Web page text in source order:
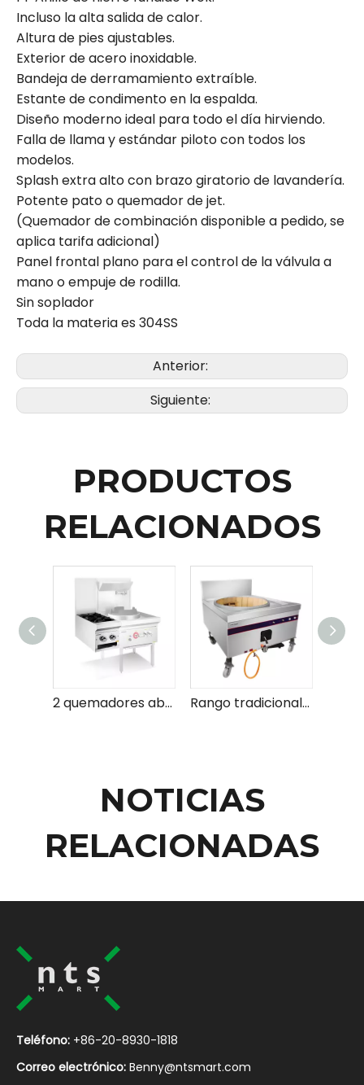
Incluso la alta salida de calor.
Altura de pies ajustables.
Exterior de acero inoxidable.
Bandeja de derramamiento extraíble.
Estante de condimento en la espalda.
Diseño moderno ideal para todo el día hirviendo.
Falla de llama y estándar piloto con todos los
modelos.
Splash extra alto con brazo giratorio de lavandería.
Potente pato o quemador de jet.
(Quemador de combinación disponible a pedido, se
aplica tarifa adicional)
Panel frontal plano para el control de la válvula a
mano o empuje de rodilla.
Sin soplador
Toda la materia es 304SS
Anterior:
Siguiente:
PRODUCTOS
RELACIONADOS
2 quemadores abiertos - clip en （tipo de hierro fundido sin soplador) Rango tradicional de wok grande (con soplador)
NOTICIAS
RELACIONADAS
Teléfono: +86-20-8930-1818
Correo electrónico: Benny@ntsmart.com